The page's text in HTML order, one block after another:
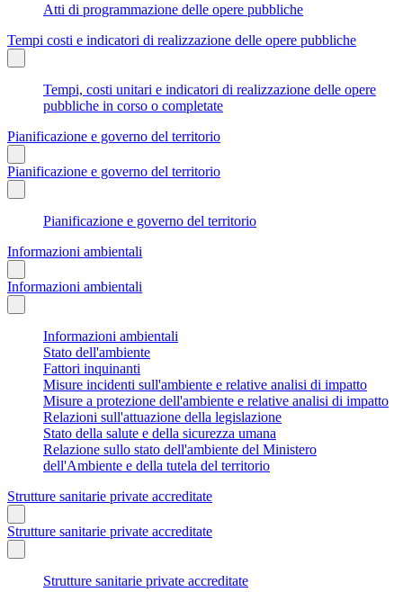
Atti di programmazione delle opere pubbliche
Tempi costi e indicatori di realizzazione delle opere pubbliche
Tempi, costi unitari e indicatori di realizzazione delle opere
pubbliche in corso o completate
Pianificazione e governo del territorio
Pianificazione e governo del territorio
Pianificazione e governo del territorio
Informazioni ambientali
Informazioni ambientali
Informazioni ambientali
Stato dell'ambiente
Fattori inquinanti
Misure incidenti sull'ambiente e relative analisi di impatto
Misure a protezione dell'ambiente e relative analisi di impatto
Relazioni sull'attuazione della legislazione
Stato della salute e della sicurezza umana
Relazione sullo stato dell'ambiente del Ministero
dell'Ambiente e della tutela del territorio
Strutture sanitarie private accreditate
Strutture sanitarie private accreditate
Strutture sanitarie private accreditate